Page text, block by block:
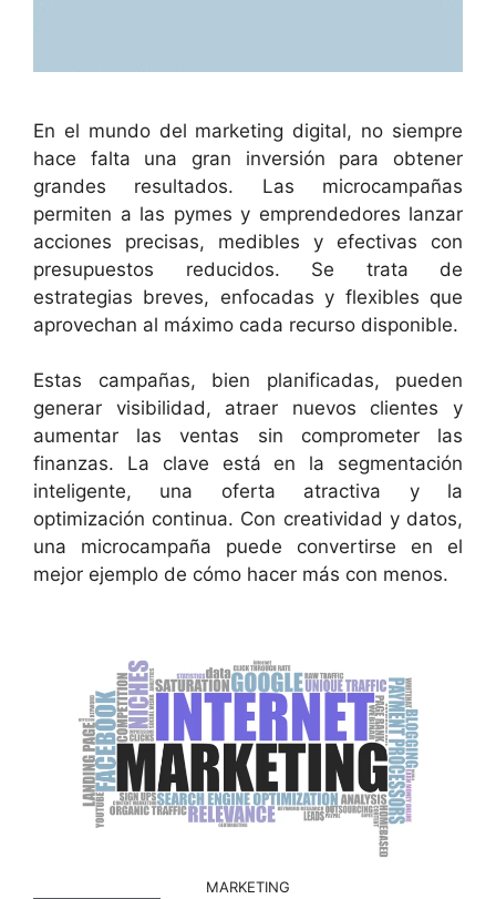
En el mundo del marketing digital, no siempre
hace falta una gran inversión para obtener
grandes resultados. Las microcampañas
permiten a las pymes y emprendedores lanzar
acciones precisas, medibles y efectivas con
presupuestos reducidos. Se trata de
estrategias breves, enfocadas y flexibles que
aprovechan al máximo cada recurso disponible.
Estas campañas, bien planificadas, pueden
generar visibilidad, atraer nuevos clientes y
aumentar las ventas sin comprometer las
finanzas. La clave está en la segmentación
inteligente, una oferta atractiva y la
optimización continua. Con creatividad y datos,
una microcampaña puede convertirse en el
mejor ejemplo de cómo hacer más con menos.
MARKETING